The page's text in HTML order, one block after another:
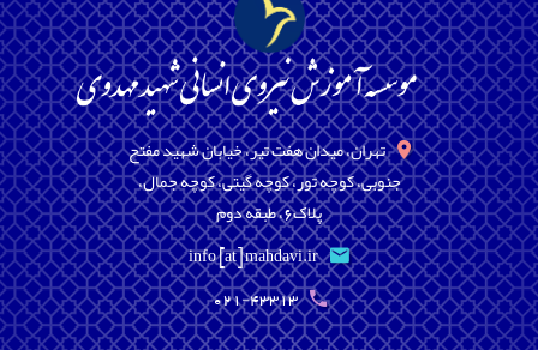
تهران، میدان هفت تیر، خیابان شهید مفتح
جنوبی، کوچه تور، کوچه گیتی، کوچه جمال،
پلاک6، طبقه دوم
info [at] mahdavi.ir
021-43313